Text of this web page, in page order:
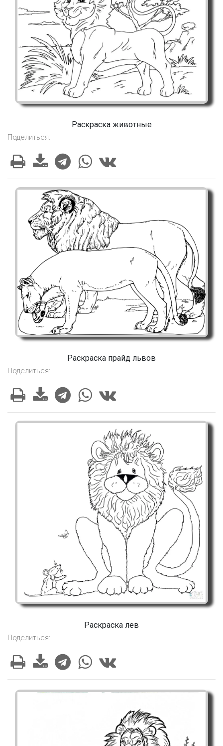
Раскраска животные
Поделиться:
Раскраска прайд львов
Поделиться:
Раскраска лев
Поделиться: